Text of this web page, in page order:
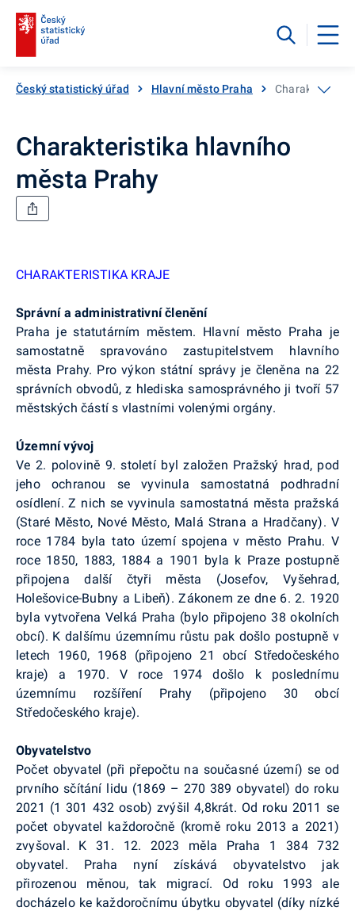
Český statistický úřad Hlavní město Praha Charakteristika
Charakteristika hlavního
města Prahy
CHARAKTERISTIKA KRAJE
Správní a administrativní členění
Praha je statutárním městem. Hlavní město Praha je
samostatně spravováno zastupitelstvem hlavního
města Prahy. Pro výkon státní správy je členěna na 22
správních obvodů, z hlediska samosprávného ji tvoří 57
městských částí s vlastními volenými orgány.
Územní vývoj
Ve 2. polovině 9. století byl založen Pražský hrad, pod
jeho ochranou se vyvinula samostatná podhradní
osídlení. Z nich se vyvinula samostatná města pražská
(Staré Město, Nové Město, Malá Strana a Hradčany). V
roce 1784 byla tato území spojena v město Prahu. V
roce 1850, 1883, 1884 a 1901 byla k Praze postupně
připojena další čtyři města (Josefov, Vyšehrad,
Holešovice-Bubny a Libeň). Zákonem ze dne 6. 2. 1920
byla vytvořena Velká Praha (bylo připojeno 38 okolních
obcí). K dalšímu územnímu růstu pak došlo postupně v
letech 1960, 1968 (připojeno 21 obcí Středočeského
kraje) a 1970. V roce 1974 došlo k poslednímu
územnímu rozšíření Prahy (připojeno 30 obcí
Středočeského kraje).
Obyvatelstvo
Počet obyvatel (při přepočtu na současné území) se od
prvního sčítání lidu (1869 – 270 389 obyvatel) do roku
2021 (1 301 432 osob) zvýšil 4,8krát. Od roku 2011 se
počet obyvatel každoročně (kromě roku 2013 a 2021)
zvyšoval. K 31. 12. 2023 měla Praha 1 384 732
obyvatel. Praha nyní získává obyvatelstvo jak
přirozenou měnou, tak migrací. Od roku 1993 ale
docházelo ke každoročnímu úbytku obyvatel (díky nízké